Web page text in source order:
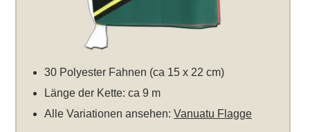
30 Polyester Fahnen (ca 15 x 22 cm)
Länge der Kette: ca 9 m
Alle Variationen ansehen:Vanuatu Flagge